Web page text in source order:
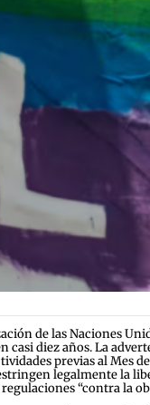
de las Naciones
diez años. La
previas al
legalmente la
“contra la